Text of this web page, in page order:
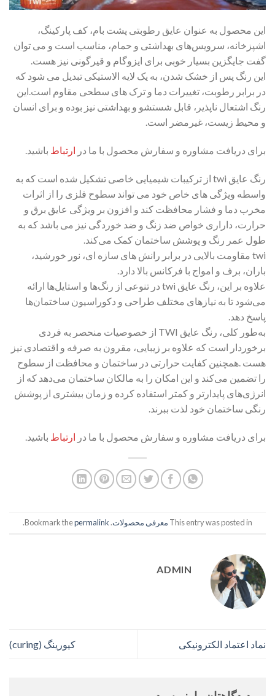
این محصول به عنوان عایق رطوبتی پشت بام، کف پارکینگ،
اشپزخانه، سرویس‌های بهداشتی و حمام، مناسب است و می توان
گفت جایگزین بسیار خوبی برای ایزوگام و قیرگونی نیز هست.
این رنگ پس از خشک شدن، به یک لایه الاستیکی تبدیل می شود که
در برابر رطوبت، تغییرات دما و ترک های سطحی مقاوم است.این
رنگ اشتعال ناپذیر، قابل شستشو و بهداشتی نیز بوده و برای انسان
و محیط زیست، غیرمضر است.
برای دریافت مشاوره و سفارش محصول با ما در ارتباط باشید.
رنگ عایق twi از ترکیبات شیمیایی خاصی تشکیل شده است که به
واسطه ویژگی های خاص خود می تواند سطوح فلزی را از اثرات
مخرب دما و فشار محافظت کند و افزون بر ویژگی عایق برق و
حرارت، داراری خواص ضد زنگ و ضد خوردگی نیز می باشد که به
طول عمر رنگ و پوشش ساختمان کمک می‌کند.
twi مقاومت بالایی در برابر رانش های سازه ای، نور خورشید،
باران، برف و امواج با فرکانس بالا دارد.
علاوه بر این، رنگ عایق twi در تنوعی از رنگ‌ها و استایل‌ها ارائه
می‌شود تا به نیازهای مختلف طراحی و دکوراسیون ساختمان‌ها
پاسخ دهد.
به‌طور کلی، رنگ عایق TWI از خصوصیات منحصر به فردی
برخوردار است که علاوه بر زیبایی، مقرون به صرفه و اقتصادی نیز
هست .همچنین کفایت حرارتی در ساختمان و محافظت از سطوح
را تضمین می‌کند و این امکان را به مالکان ساختمان می‌دهد که از
انرژی‌های پایدارتر و کمتر استفاده کرده و زمان بیشتری از پوشش
رنگی ساختمان خود لذت ببرند.
برای دریافت مشاوره و سفارش محصول با ما در ارتباط باشید.
This entry was posted in معرفی محصولات. Bookmark the
permalink
.
ADMIN
نماد اعتماد الکترونیکی کیورینگ (curing)